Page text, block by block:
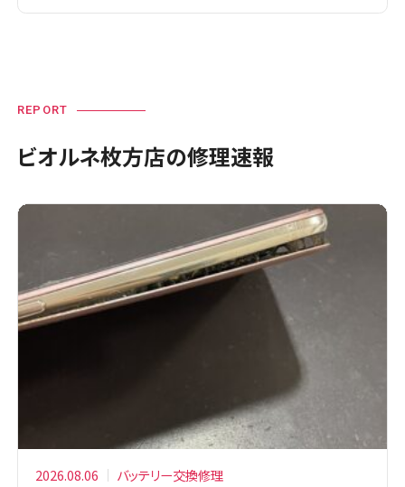
定期的に価格を見直しておりますので最
ネルまでご用意しています。iPhoneバッ
常バッテリー、利便性も重視したい方に
は大容量バッテリーへの交換まで、ご予
算やご希望に応じて作業費コミコミで最
適な方法を店頭でご案内します。
ます。スムーズなご案内のため、お電話ま
すめいたします。
REPORT
ビオルネ枚方店の修理速報
2026.08.06 バッテリー交換修理